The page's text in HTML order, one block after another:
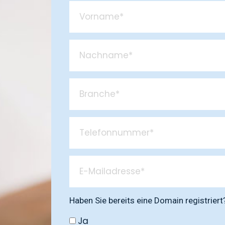
Haben Sie bereits eine Domain
Ja